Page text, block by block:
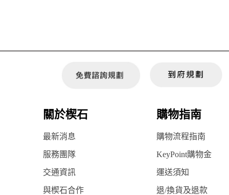
關於楔石 購物指南
最新消息 購物流程指南
服務團隊 KeyPoint購物金
交通資訊 運送須知
與楔石合作 退/換貨及退款